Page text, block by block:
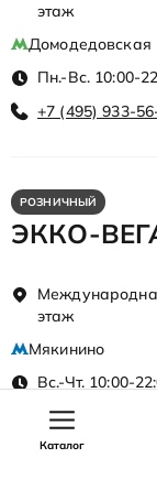
этаж
Домодедовская
Пн.-Вс. 10:00-
+7 (495) 933-
РОЗНИЧНЫЙ
ЭККО-
этаж
Мякинино
Вс.-Чт. 10:00-
+7 (495) 933-
Каталог